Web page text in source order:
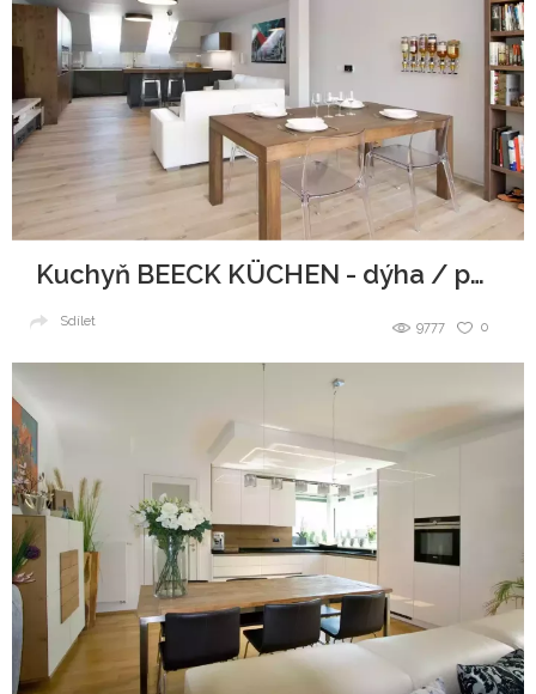
Kuchyň BEECK KÜCHEN - dýha / polymat
0
9777
Sdílet